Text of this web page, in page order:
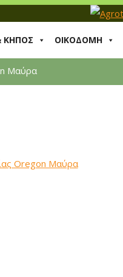
ΚΗΠΟΣ ΟΙΚΟΔΟΜΗ
Μαύρα